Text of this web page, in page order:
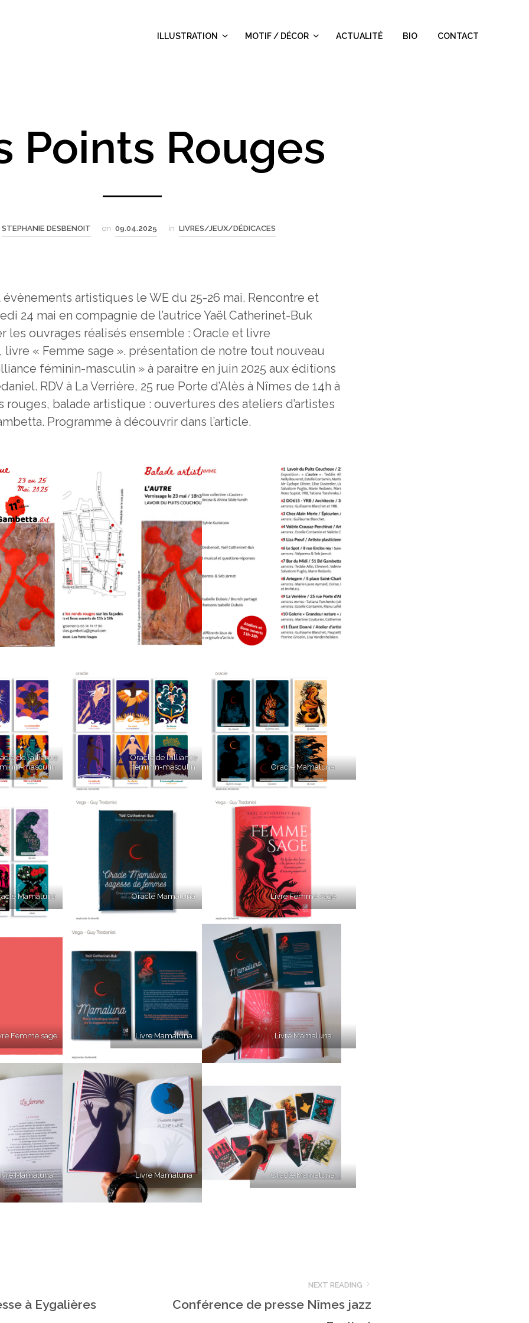
ILLUSTRATION MOTIF / DÉCOR ACTUALITÉ BIO CONTACT
Points Rouges
STEPHANIE DESBENOIT on 09.04.2025 in LIVRES/JEUX/DÉDICACES
artistiques le WE du 25-26 mai. Rencontre et
24 mai en compagnie de l’autrice Yaël Catherinet-Buk
les ouvrages réalisés ensemble : Oracle et livre
livre « Femme sage ». présentation de notre tout nouveau
féminin-masculin » à paraitre en juin 2025 aux éditions
RDV à La Verrière, 25 rue Porte d’Alès à Nîmes de 14h à
rouges, balade artistique : ouvertures des ateliers d’artistes
Programme à découvrir dans l’article.
de l’alliance
masculin
Oracle de l’alliance
féminin-masculin
Oracle Mamaluna
Mamaluna Oracle Mamaluna Livre Femme sage
Femme sage Livre Mamaluna Livre Mamaluna
Mamaluna Livre Mamaluna Oracle Mamaluna
à Eygalières
NEXT READING
Conférence de presse Nîmes jazz